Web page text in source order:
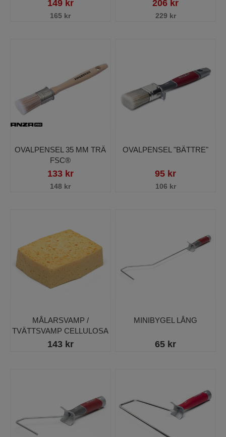
149 kr
165 kr
206 kr
229 kr
OVALPENSEL 35 MM TRÄ
FSC®
133 kr
148 kr
OVALPENSEL "BÄTTRE"
95 kr
106 kr
MÅLARSVAMP /
TVÄTTSVAMP CELLULOSA
143 kr
MINIBYGEL LÅNG
65 kr